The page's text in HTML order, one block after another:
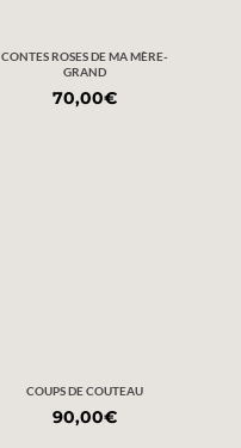
CONTES ROSES DE MA MÈRE-
GRAND
70,00€
COUPS DE COUTEAU
90,00€